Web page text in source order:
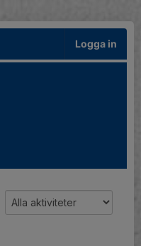
Logga in